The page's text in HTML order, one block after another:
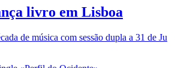
livro em Lisboa
de música com sessão dupla a 31 de Ju